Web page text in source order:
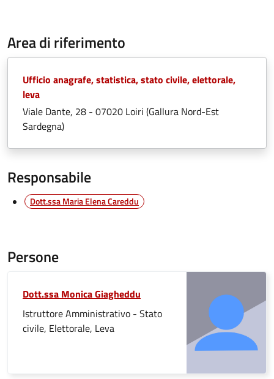
Area di riferimento
Ufficio anagrafe, statistica, stato civile, elettorale,
leva
Viale Dante, 28 - 07020 Loiri (Gallura Nord-Est
Sardegna)
Responsabile
Dott.ssa Maria Elena Careddu
Persone
Dott.ssa Monica Giagheddu
Istruttore Amministrativo - Stato
civile, Elettorale, Leva